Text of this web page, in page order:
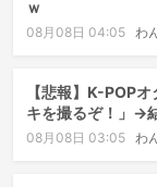
ｗ
08月08日 04:05 わ
【悲報】K-POP
キを撮るぞ！」→
08月08日 03:05 わ